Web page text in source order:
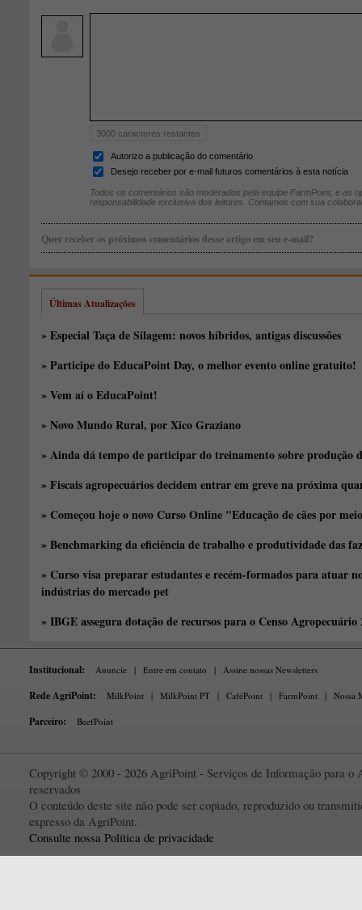
3000 caracteres restantes
Autorizo a publicação do comentário
Desejo receber por e-mail futuros comentários à esta notícia
Todos os comentários são moderados pela equipe FarmPoint, e as
responsabilidade exclusiva dos leitores. Contamos com sua
Quer receber os próximos comentários desse artigo em seu e-mail?
Últimas Atualizações
» Especial Taça de Silagem: novos híbridos, antigas discussões
» Participe do EducaPoint Day, o melhor evento online gratuito!
» Vem aí o EducaPoint!
» Novo Mundo Rural, por Xico Graziano
» Ainda dá tempo de participar do treinamento sobre produção
» Fiscais agropecuários decidem entrar em greve na próxima
» Começou hoje o novo Curso Online "Educação de cães por
» Benchmarking da eficiência de trabalho e produtividade das
» Curso visa preparar estudantes e recém-formados para atuar
indústrias do mercado pet
» IBGE assegura dotação de recursos para o Censo Agropecuário
Institucional: Anuncie | Entre em contato | Assine nossas Newsletters
Rede AgriPoint: MilkPoint | MilkPoint PT | CaféPoint | FarmPoint | Nossa
Parceiro: BeefPoint
Copyright © 2000 - 2026 AgriPoint - Serviços de Informação para o
reservados
O conteúdo deste site não pode ser copiado, reproduzido ou
expresso da AgriPoint.
Consulte nossa Política de privacidade